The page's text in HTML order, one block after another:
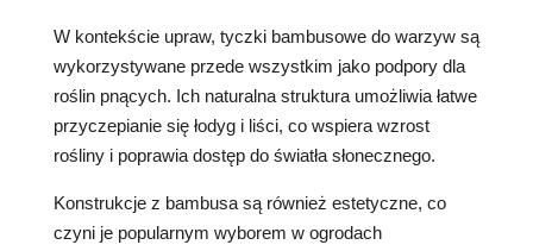
W kontekście upraw, tyczki bambusowe do warzyw są
wykorzystywane przede wszystkim jako podpory dla
roślin pnących. Ich naturalna struktura umożliwia łatwe
przyczepianie się łodyg i liści, co wspiera wzrost
rośliny i poprawia dostęp do światła słonecznego.
Konstrukcje z bambusa są również estetyczne, co
czyni je popularnym wyborem w ogrodach